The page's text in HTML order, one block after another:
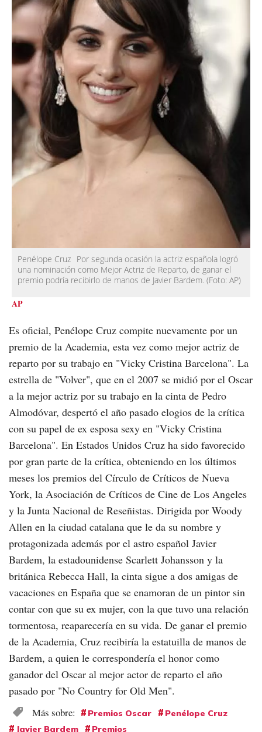
Penélope Cruz Por segunda ocasión la actriz española logró
una nominación como Mejor Actriz de Reparto, de ganar el
premio podría recibirlo de manos de Javier Bardem. (Foto: AP)
AP
Es oficial, Penélope Cruz compite nuevamente por un
premio de la Academia, esta vez como mejor actriz de
reparto por su trabajo en "Vicky Cristina Barcelona". La
estrella de "Volver", que en el 2007 se midió por el Oscar
a la mejor actriz por su trabajo en la cinta de Pedro
Almodóvar, despertó el año pasado elogios de la crítica
con su papel de ex esposa sexy en "Vicky Cristina
Barcelona". En Estados Unidos Cruz ha sido favorecido
por gran parte de la crítica, obteniendo en los últimos
meses los premios del Círculo de Críticos de Nueva
York, la Asociación de Críticos de Cine de Los Angeles
y la Junta Nacional de Reseñistas. Dirigida por Woody
Allen en la ciudad catalana que le da su nombre y
protagonizada además por el astro español Javier
Bardem, la estadounidense Scarlett Johansson y la
británica Rebecca Hall, la cinta sigue a dos amigas de
vacaciones en España que se enamoran de un pintor sin
contar con que su ex mujer, con la que tuvo una relación
tormentosa, reaparecería en su vida. De ganar el premio
de la Academia, Cruz recibiría la estatuilla de manos de
Bardem, a quien le correspondería el honor como
ganador del Oscar al mejor actor de reparto el año
pasado por "No Country for Old Men".
Premios Oscar
Penélope Cruz
Javier Bardem
Premios